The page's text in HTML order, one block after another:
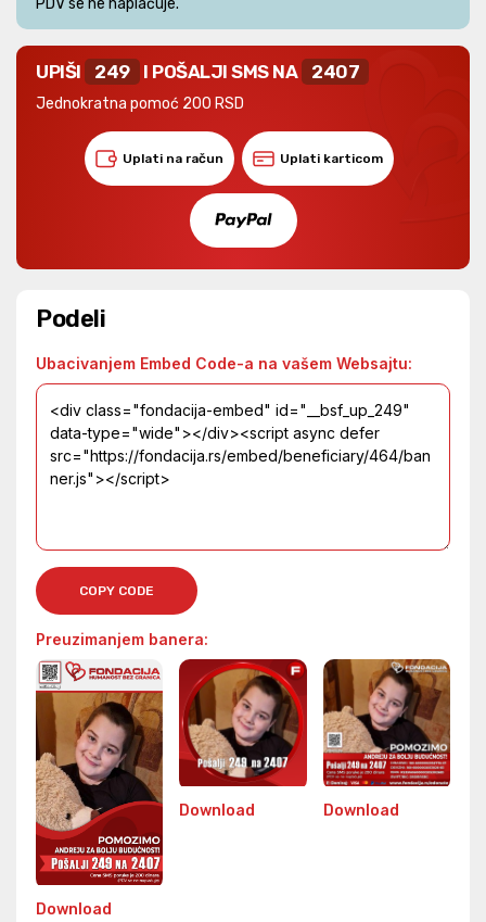
UPIŠI 249 I POŠALJI SMS NA 2407
Jednokratna pomoć 200 RSD
Uplati na račun Uplati karticom
Podeli
Ubacivanjem Embed Code-a na vašem Websajtu:
COPY CODE
Preuzimanjem banera:
Download
Download Download